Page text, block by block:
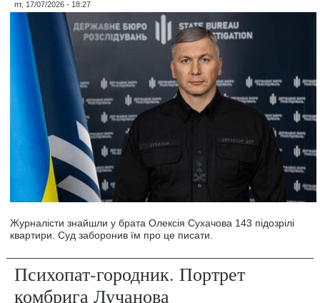
пт, 17/07/2026 - 18:27
Журналісти знайшли у брата Олексія Сухачова 143 підозрілі
квартири. Суд заборонив їм про це писати.
Психопат-городник. Портрет
комбрига Лучанова